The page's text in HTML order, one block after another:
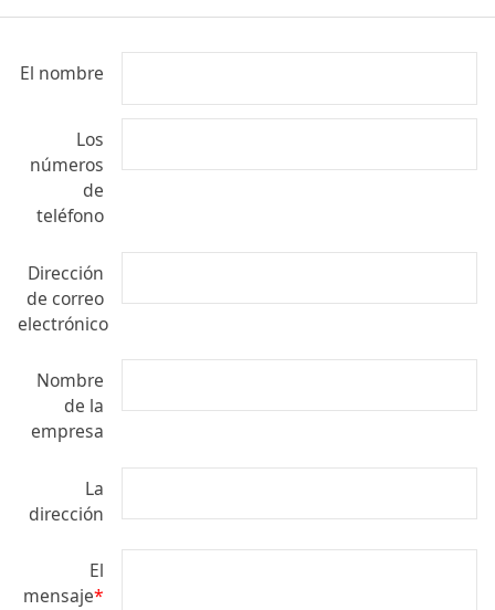
El nombre
Los
números
de
teléfono
Dirección
de correo
electrónico
Nombre
de la
empresa
La
dirección
El
mensaje*